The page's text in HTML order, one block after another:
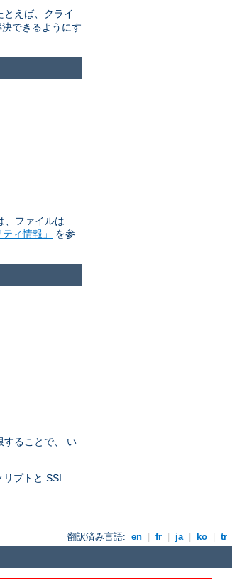
えば、クライ
できるようにす
、ファイルは
ティ情報」
を参
することで、 い
プトと SSI
翻訳済み言語: en fr ja ko tr